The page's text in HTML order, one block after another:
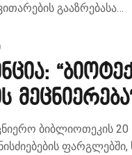
გააზრებასა…
ბიბლიოთეკის